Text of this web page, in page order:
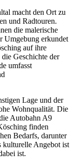
macht den Ort zu
und Radtouren.
die malerische
Umgebung erkundet
auf ihre
Geschichte der
umfasst
Lage und der
Wohnqualität. Die
Autobahn A9
finden
Bedarfs, darunter
kulturelle Angebot ist
ist.